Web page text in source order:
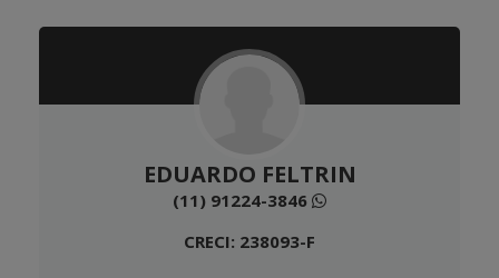
EDUARDO FELTRIN
(11) 91224-3846
CRECI: 238093-F